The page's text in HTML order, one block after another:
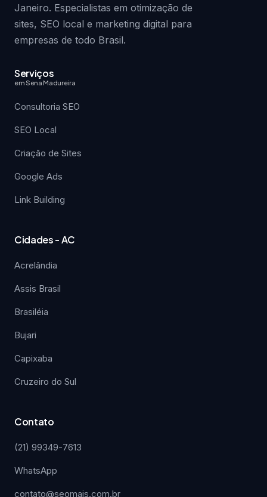
Janeiro. Especialistas em otimização de
sites, SEO local e marketing digital para
empresas de todo Brasil.
Serviços
em Sena Madureira
Consultoria SEO
SEO Local
Criação de Sites
Google Ads
Link Building
Cidades - AC
Acrelândia
Assis Brasil
Brasiléia
Bujari
Capixaba
Cruzeiro do Sul
Contato
(21) 99349-7613
WhatsApp
contato@seomais.com.br